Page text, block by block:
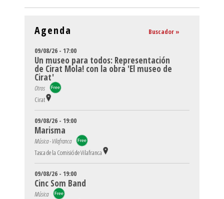
Agenda Buscador »
09/08/26 - 17:00
Un museo para todos: Representación
de Cirat Mola! con la obra 'El museo de
Cirat'
Otros
Cirat
09/08/26 - 19:00
Marisma
Música - Vilafranca
Tasca de la Comisió de Vilafranca
09/08/26 - 19:00
Cinc Som Band
Música